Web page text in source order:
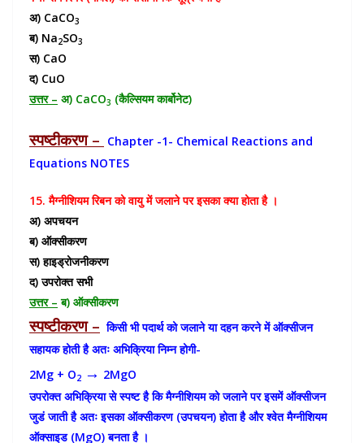
अ) CaCO3
ब) Na2SO3
स) CaO
द) CuO
उत्तर – अ) CaCO3 (कैल्सियम कार्बोनेट)
स्पष्टीकरण – Chapter -1- Chemical Reactions and
Equations NOTES
15. मैग्नीशियम रिबन को वायु में जलाने पर इसका क्या होता है ।
अ) अपचयन
ब) ऑक्सीकरण
स) हाइड्रोजनीकरण
द) उपरोक्त सभी
उत्तर – ब) ऑक्सीकरण
स्पष्टीकरण – किसी भी पदार्थ को जलाने या दहन करने में ऑक्सीजन
सहायक होती है अतः अभिक्रिया निम्न होगी-
2Mg + O2 → 2MgO
उपरोक्त अभिक्रिया से स्पष्ट है कि मैग्नीशियम को जलाने पर इसमें ऑक्सीजन
जुडं जाती है अतः इसका ऑक्सीकरण (उपचयन) होता है और श्वेत मैग्नीशियम
ऑक्साइड (MgO) बनता है ।